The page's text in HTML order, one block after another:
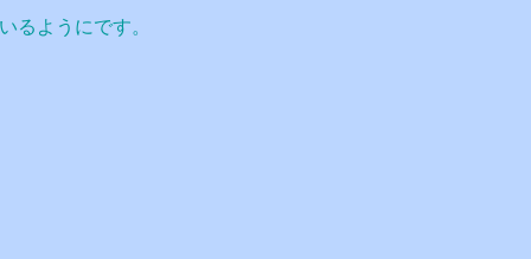
るようにです。